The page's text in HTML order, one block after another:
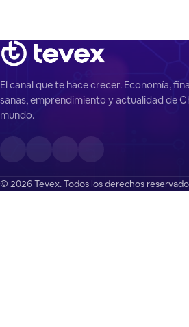
El canal que te hace crecer. Economía,
sanas, emprendimiento y actualidad de
mundo.
© 2026 Tevex. Todos los derechos